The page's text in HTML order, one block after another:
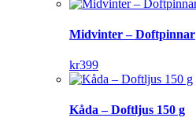
Midvinter – Doftpinnar
kr399
Kåda – Doftljus 150 g